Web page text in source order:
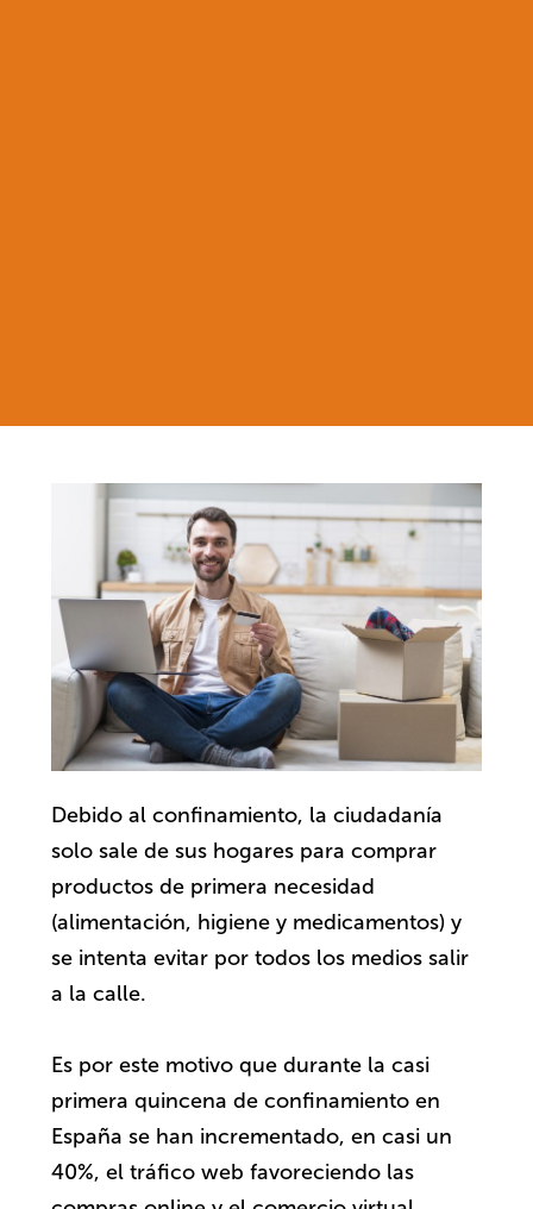
Debido al confinamiento, la ciudadanía
solo sale de sus hogares para comprar
productos de primera necesidad
(alimentación, higiene y medicamentos) y
se intenta evitar por todos los medios salir
a la calle.
Es por este motivo que durante la casi
primera quincena de confinamiento en
España se han incrementado, en casi un
40%, el tráfico web favoreciendo las